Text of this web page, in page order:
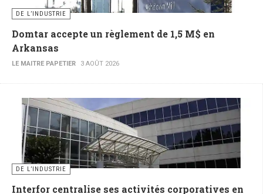
DE L’INDUSTRIE
Domtar accepte un règlement de 1,5 M$ en
Arkansas
LE MAITRE PAPETIER 3 AOÛT 2026
DE L’INDUSTRIE
Interfor centralise ses activités corporatives en